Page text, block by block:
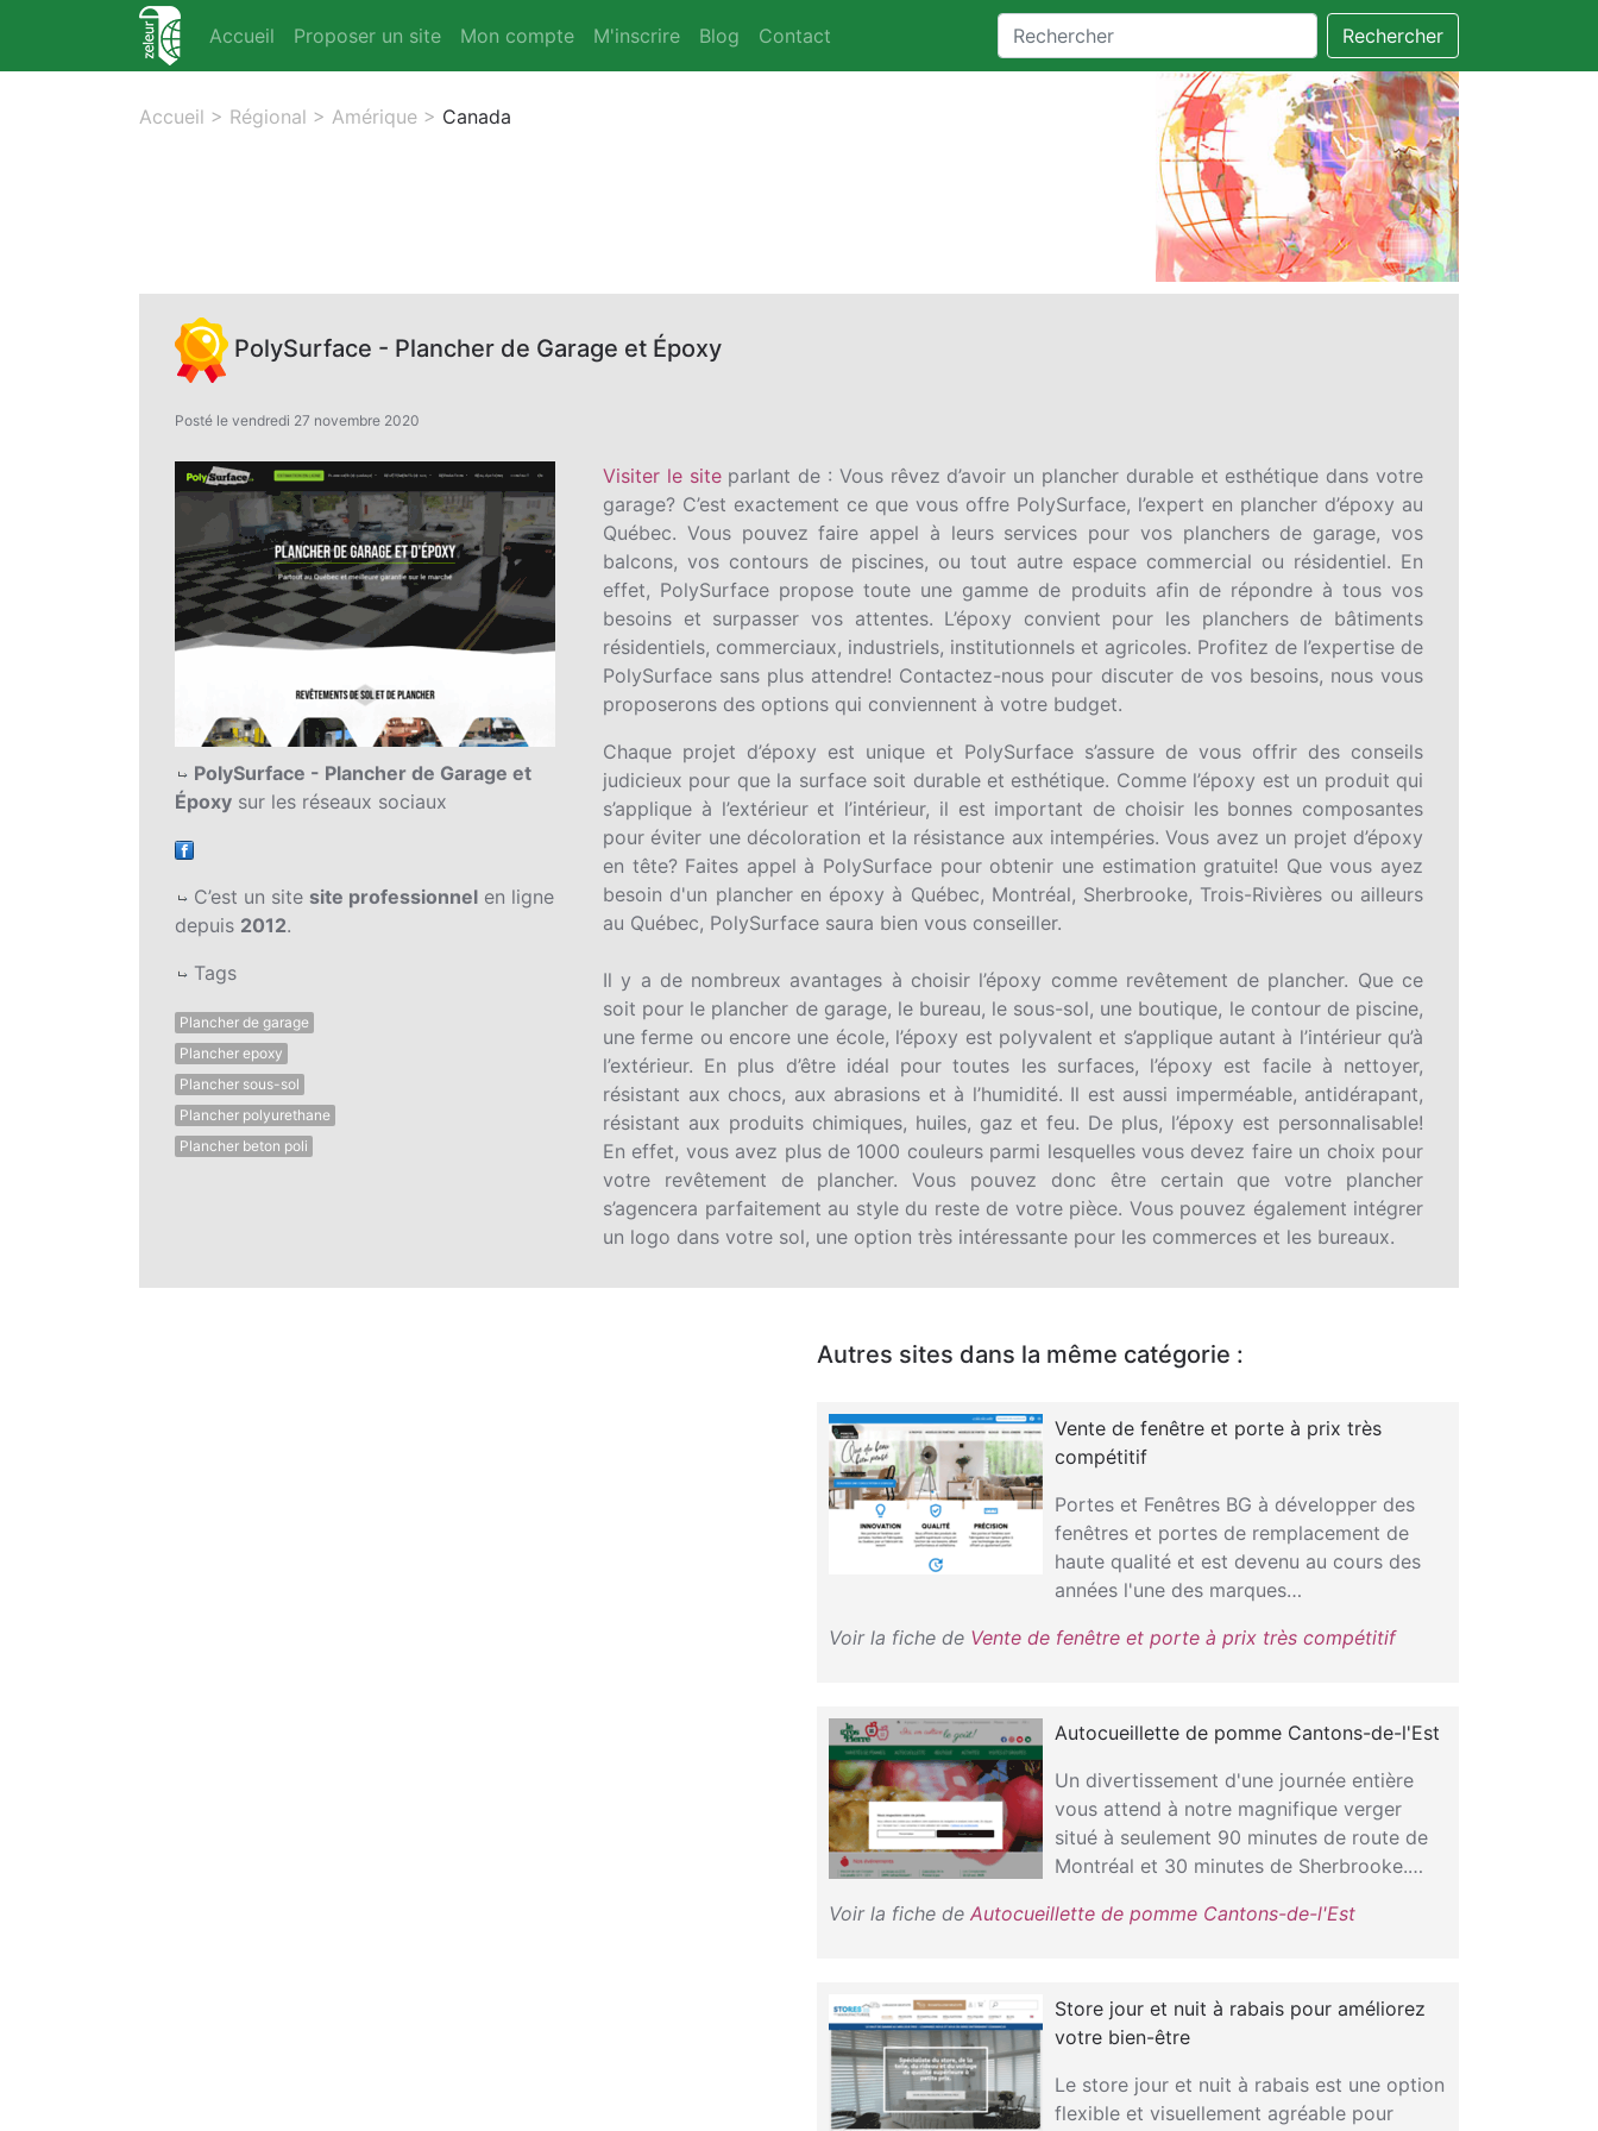
Accueil Proposer un site Mon compte M'inscrire Blog Contact Rechercher
Accueil > Régional > Amérique > Canada
PolySurface - Plancher de Garage et Époxy
Posté le vendredi 27 novembre 2020
PolySurface - Plancher de Garage et
Époxy sur les réseaux sociaux
C’est un site site professionnel en ligne
depuis 2012.
Tags
Plancher de garage
Plancher epoxy
Plancher sous-sol
Plancher polyurethane
Plancher beton poli
Visiter le siteparlant de : Vous rêvez d’avoir un plancher durable et esthétique dans votre
garage? C’est exactement ce que vous offre PolySurface, l’expert en plancher d’époxy au
Québec. Vous pouvez faire appel à leurs services pour vos planchers de garage, vos
balcons, vos contours de piscines, ou tout autre espace commercial ou résidentiel. En
effet, PolySurface propose toute une gamme de produits afin de répondre à tous vos
besoins et surpasser vos attentes. L’époxy convient pour les planchers de bâtiments
résidentiels, commerciaux, industriels, institutionnels et agricoles. Profitez de l’expertise de
PolySurface sans plus attendre! Contactez-nous pour discuter de vos besoins, nous vous
proposerons des options qui conviennent à votre budget.
Chaque projet d’époxy est unique et PolySurface s’assure de vous offrir des conseils
judicieux pour que la surface soit durable et esthétique. Comme l’époxy est un produit qui
s’applique à l’extérieur et l’intérieur, il est important de choisir les bonnes composantes
pour éviter une décoloration et la résistance aux intempéries. Vous avez un projet d’époxy
en tête? Faites appel à PolySurface pour obtenir une estimation gratuite! Que vous ayez
besoin d'un plancher en époxy à Québec, Montréal, Sherbrooke, Trois-Rivières ou ailleurs
au Québec, PolySurface saura bien vous conseiller.
Il y a de nombreux avantages à choisir l’époxy comme revêtement de plancher. Que ce
soit pour le plancher de garage, le bureau, le sous-sol, une boutique, le contour de piscine,
une ferme ou encore une école, l’époxy est polyvalent et s’applique autant à l’intérieur qu’à
l’extérieur. En plus d’être idéal pour toutes les surfaces, l’époxy est facile à nettoyer,
résistant aux chocs, aux abrasions et à l’humidité. Il est aussi imperméable, antidérapant,
résistant aux produits chimiques, huiles, gaz et feu. De plus, l’époxy est personnalisable!
En effet, vous avez plus de 1000 couleurs parmi lesquelles vous devez faire un choix pour
votre revêtement de plancher. Vous pouvez donc être certain que votre plancher
s’agencera parfaitement au style du reste de votre pièce. Vous pouvez également intégrer
un logo dans votre sol, une option très intéressante pour les commerces et les bureaux.
Autres sites dans la même catégorie :
Vente de fenêtre et porte à prix très
compétitif
Portes et Fenêtres BG à développer des
fenêtres et portes de remplacement de
haute qualité et est devenu au cours des
années l'une des marques…
Voir la fiche de Vente de fenêtre et porte à prix très compétitif
Autocueillette de pomme Cantons-de-l'Est
Un divertissement d'une journée entière
vous attend à notre magnifique verger
situé à seulement 90 minutes de route de
Montréal et 30 minutes de Sherbrooke.…
Voir la fiche de Autocueillette de pomme Cantons-de-l'Est
Store jour et nuit à rabais pour améliorez
votre bien-être
Le store jour et nuit à rabais est une option
flexible et visuellement agréable pour